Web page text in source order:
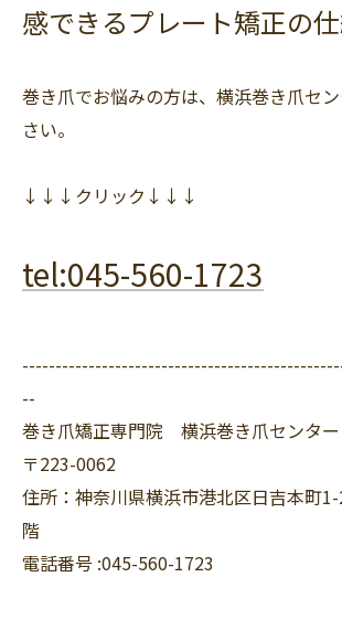
感できるプレート矯正の
巻き爪でお悩みの方は、横浜巻き爪セ
さい。
↓↓↓クリック↓↓↓
tel:045-560-1723
--
巻き爪矯正専門院 横浜巻き爪センター
〒223-0062
住所：神奈川県横浜市港北区日吉本町
階
電話番号 :045-560-1723